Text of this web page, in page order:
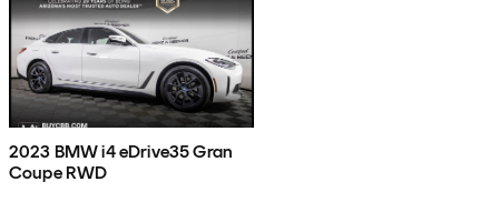
2023 BMW i4 eDrive35 Gran
Coupe RWD